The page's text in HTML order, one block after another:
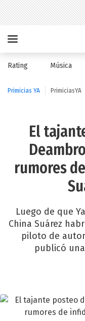
Rating Música
Primicias YA PrimiciasYA
El
rumores
Luego de que
China Suárez
piloto de
publicó